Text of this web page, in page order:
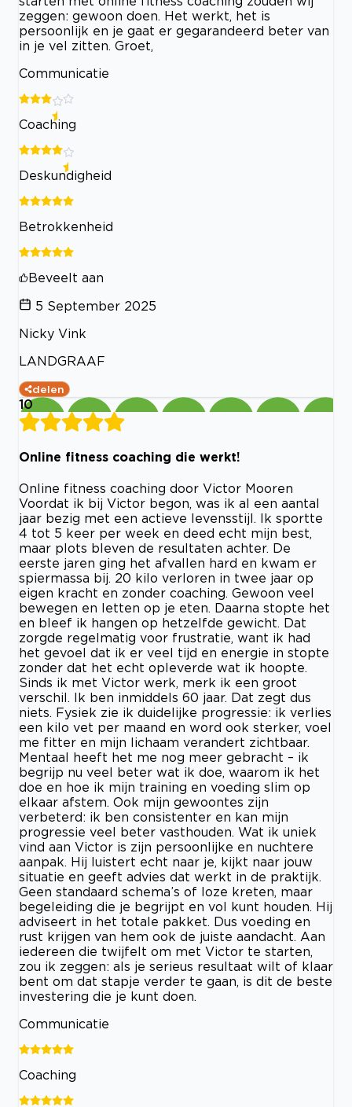
zeggen: gewoon doen. Het werkt, het is
persoonlijk en je gaat er gegarandeerd beter van
in je vel zitten. Groet,
Communicatie
Coaching
Deskundigheid
Betrokkenheid
Beveelt aan
5 September 2025
Nicky Vink
LANDGRAAF
delen
10
Online fitness coaching die werkt!
Online fitness coaching door Victor Mooren
Voordat ik bij Victor begon, was ik al een aantal
jaar bezig met een actieve levensstijl. Ik sportte
4 tot 5 keer per week en deed echt mijn best,
maar plots bleven de resultaten achter. De
eerste jaren ging het afvallen hard en kwam er
spiermassa bij. 20 kilo verloren in twee jaar op
eigen kracht en zonder coaching. Gewoon veel
bewegen en letten op je eten. Daarna stopte het
en bleef ik hangen op hetzelfde gewicht. Dat
zorgde regelmatig voor frustratie, want ik had
het gevoel dat ik er veel tijd en energie in stopte
zonder dat het echt opleverde wat ik hoopte.
Sinds ik met Victor werk, merk ik een groot
verschil. Ik ben inmiddels 60 jaar. Dat zegt dus
niets. Fysiek zie ik duidelijke progressie: ik verlies
een kilo vet per maand en word ook sterker, voel
me fitter en mijn lichaam verandert zichtbaar.
Mentaal heeft het me nog meer gebracht – ik
begrijp nu veel beter wat ik doe, waarom ik het
doe en hoe ik mijn training en voeding slim op
elkaar afstem. Ook mijn gewoontes zijn
verbeterd: ik ben consistenter en kan mijn
progressie veel beter vasthouden. Wat ik uniek
vind aan Victor is zijn persoonlijke en nuchtere
aanpak. Hij luistert echt naar je, kijkt naar jouw
situatie en geeft advies dat werkt in de praktijk.
Geen standaard schema’s of loze kreten, maar
begeleiding die je begrijpt en vol kunt houden. Hij
adviseert in het totale pakket. Dus voeding en
rust krijgen van hem ook de juiste aandacht. Aan
iedereen die twijfelt om met Victor te starten,
zou ik zeggen: als je serieus resultaat wilt of klaar
bent om dat stapje verder te gaan, is dit de beste
investering die je kunt doen.
Communicatie
Coaching